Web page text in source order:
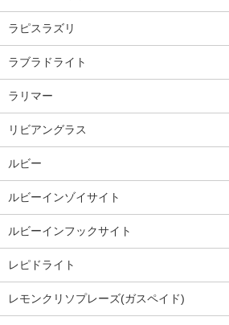
ラピスラズリ
ラブラドライト
ラリマー
リビアングラス
ルビー
ルビーインゾイサイト
ルビーインフックサイト
レピドライト
レモンクリソプレーズ(ガスペイド)